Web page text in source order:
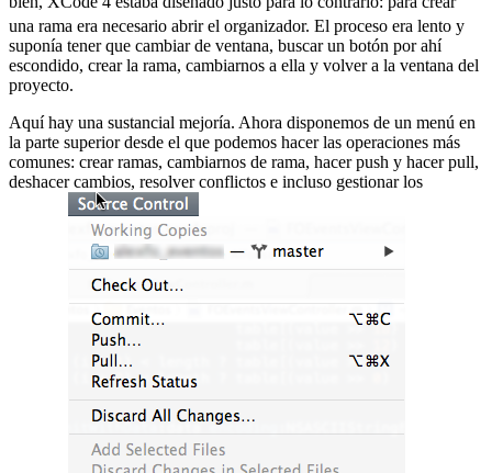
una rama era necesario abrir el organizador. El proceso era lento y
suponía tener que cambiar de ventana, buscar un botón por ahí
escondido, crear la rama, cambiarnos a ella y volver a la ventana del
proyecto.
Aquí hay una sustancial mejoría. Ahora disponemos de un menú en
la parte superior desde el que podemos hacer las operaciones más
comunes: crear ramas, cambiarnos de rama, hacer push y hacer pull,
deshacer cambios, resolver conflictos e incluso gestionar los